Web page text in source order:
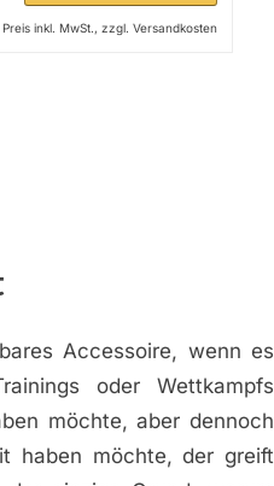
Preis inkl. MwSt., zzgl. Versandkosten
Accessoire, wenn es
oder Wettkampfs
möchte, aber dennoch
haben möchte, der greift